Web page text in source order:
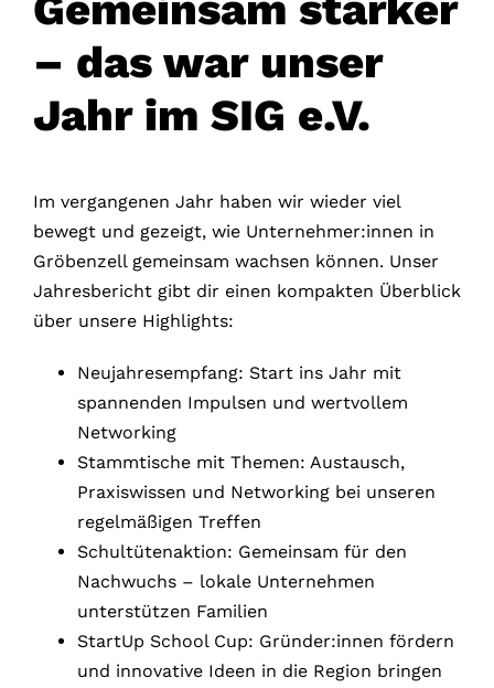
– das war unser
Jahr im SIG e.V.
Im vergangenen Jahr haben wir wieder viel
bewegt und gezeigt, wie Unternehmer:innen in
Gröbenzell gemeinsam wachsen können. Unser
Jahresbericht gibt dir einen kompakten Überblick
über unsere Highlights:
Neujahresempfang: Start ins Jahr mit
spannenden Impulsen und wertvollem
Networking
Stammtische mit Themen: Austausch,
Praxiswissen und Networking bei unseren
regelmäßigen Treffen
Schultütenaktion: Gemeinsam für den
Nachwuchs – lokale Unternehmen
unterstützen Familien
StartUp School Cup: Gründer:innen fördern
und innovative Ideen in die Region bringen